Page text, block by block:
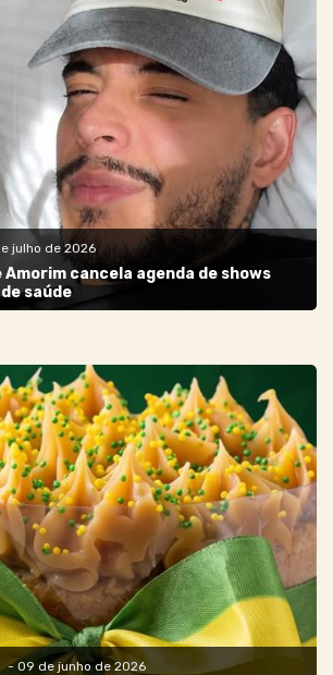
julho de 2026
Amorim cancela agenda de shows
saúde
- 09 de junho de 2026